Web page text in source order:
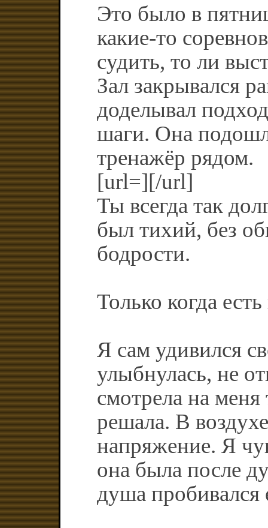
Это было в
какие-то
судить, то ли
Зал закрывался
доделывал
шаги. Она
тренажёр рядом.
[url=][/url]
Ты всегда так
был тихий, без
бодрости.
Только когда
Я сам удивился
улыбнулась, не
смотрела на меня
решала. В
напряжение. Я
она была после
душа пробивался